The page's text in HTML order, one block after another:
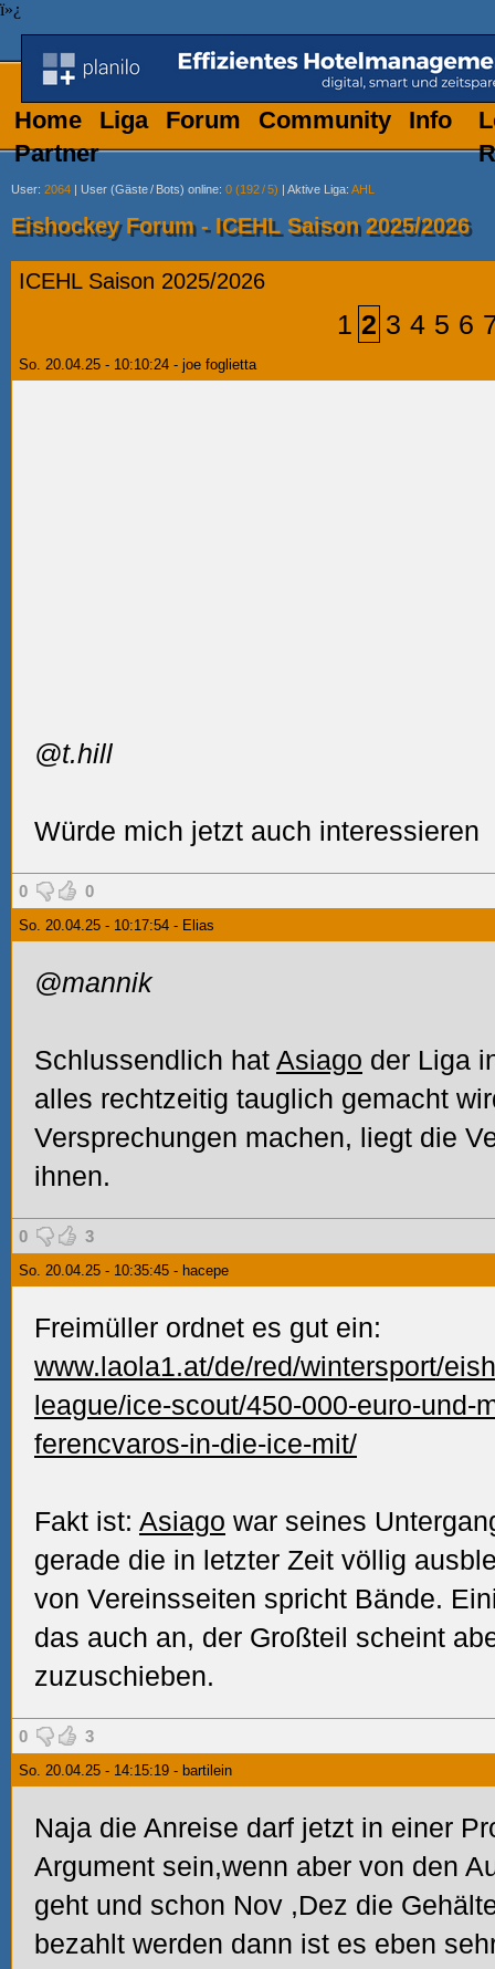
ï»¿
Home Liga Forum Community
Info
Partner
User: 2064 | User (Gäste/ Bots) online: 0 (192/5) | Aktive Liga: AHL
Eishockey Forum - ICEHL Saison 2025/2026
ICEHL Saison 2025/2026
1 2 3 4 5 6
So. 20.04.25 - 10:10:24 - joe foglietta
@t.hill
Würde mich jetzt auch interessieren
0 0
So. 20.04.25 - 10:17:54 - Elias
@mannik
Schlussendlich hat Asiago der Liga
alles rechtzeitig tauglich gemacht
Versprechungen machen, liegt die
ihnen.
0 3
So. 20.04.25 - 10:35:45 - hacepe
Freimüller ordnet es gut ein:
www.laola1.at/de/red/wintersport/
league/ice-scout/450-000-euro-und-
ferencvaros-in-die-ice-mit/
Fakt ist: Asiago war seines
gerade die in letzter Zeit völlig
von Vereinsseiten spricht Bände.
das auch an, der Großteil scheint
zuzuschieben.
0 3
So. 20.04.25 - 14:15:19 - bartilein
Naja die Anreise darf jetzt in einer
Argument sein,wenn aber von den
geht und schon Nov ,Dez die
bezahlt werden dann ist es eben